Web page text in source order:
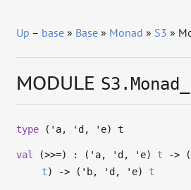
Up – base » Base » Monad » S3 »
MODULE
type ('a, 'd, 'e) t
val (>>=) : ( 'a, 'd , 'e) t -> (
t) -> ( 'b, 'd , 'e) t